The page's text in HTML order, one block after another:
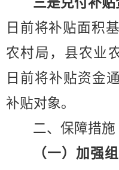
日前将补贴面积
农村局，县农业
日前将补贴资金
补贴对象。
二、保障措施
（一） 加强